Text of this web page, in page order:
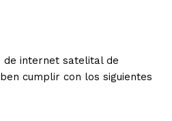
de internet satelital de
cumplir con los siguientes